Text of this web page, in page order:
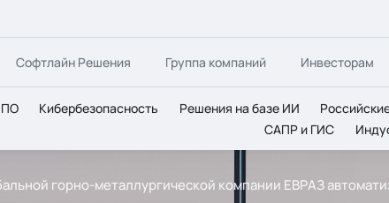
Софтлайн Решения Группа компаний Инвесторам
ПО Кибербезопасность Решения на базе ИИ
САПР и ГИС
горно-металлургической компании ЕВРАЗ